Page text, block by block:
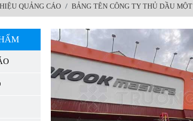
QUẢNG CÁO BẢNG TÊN CÔNG TY THỦ DẦU MỘT
MA
LED